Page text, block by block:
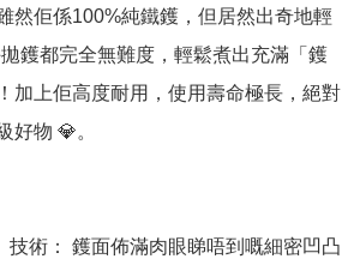
然佢係100%純鐵鑊，但居然出奇地輕
鑊都完全無難度，輕鬆煮出充滿「鑊
加上佢高度耐用，使用壽命極長，絕對
好物 💎。
技術： 鑊面佈滿肉眼睇唔到嘅細密凹凸